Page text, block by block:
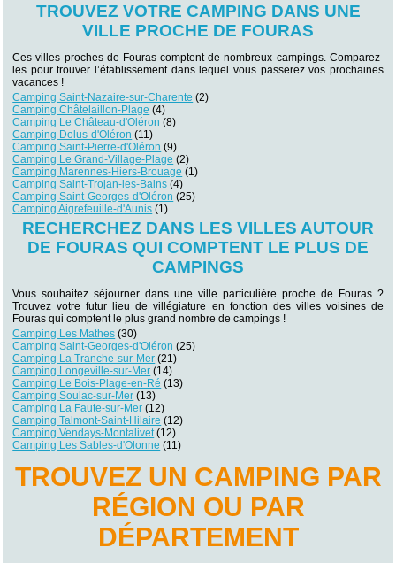
TROUVEZ VOTRE CAMPING DANS UNE
VILLE PROCHE DE FOURAS
Ces villes proches de Fouras comptent de nombreux campings. Comparez-
les pour trouver l’établissement dans lequel vous passerez vos prochaines
vacances !
Camping Saint-Nazaire-sur-Charente (2)
Camping Châtelaillon-Plage (4)
Camping Le Château-d'Oléron (8)
Camping Dolus-d'Oléron (11)
Camping Saint-Pierre-d'Oléron (9)
Camping Le Grand-Village-Plage (2)
Camping Marennes-Hiers-Brouage (1)
Camping Saint-Trojan-les-Bains (4)
Camping Saint-Georges-d'Oléron (25)
Camping Aigrefeuille-d'Aunis (1)
RECHERCHEZ DANS LES VILLES AUTOUR
DE FOURAS QUI COMPTENT LE PLUS DE
CAMPINGS
Vous souhaitez séjourner dans une ville particulière proche de Fouras ?
Trouvez votre futur lieu de villégiature en fonction des villes voisines de
Fouras qui comptent le plus grand nombre de campings !
Camping Les Mathes (30)
Camping Saint-Georges-d'Oléron (25)
Camping La Tranche-sur-Mer (21)
Camping Longeville-sur-Mer (14)
Camping Le Bois-Plage-en-Ré (13)
Camping Soulac-sur-Mer (13)
Camping La Faute-sur-Mer (12)
Camping Talmont-Saint-Hilaire (12)
Camping Vendays-Montalivet(12)
Camping Les Sables-d'Olonne (11)
TROUVEZ UN CAMPING PAR
RÉGION OU PAR
DÉPARTEMENT